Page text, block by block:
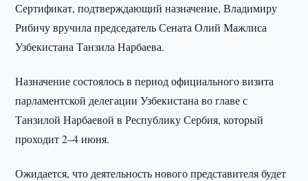
Сертификат, подтверждающий назначение, Владимиру
Рибичу вручила председатель Сената Олий Мажлиса
Узбекистана Танзила Нарбаева.
Назначение состоялось в период официального визита
парламентской делегации Узбекистана во главе с
Танзилой Нарбаевой в Республику Сербия, который
проходит 2–4 июня.
Ожидается, что деятельность нового представителя будет